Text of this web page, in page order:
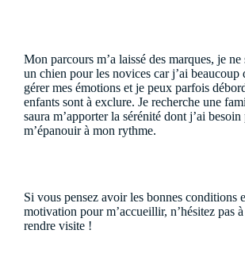
Mon parcours m’a laissé des marques, je ne
un chien pour les novices car j’ai beaucoup
gérer mes émotions et je peux parfois
enfants sont à exclure. Je recherche une
saura m’apporter la sérénité dont j’ai besoin
m’épanouir à mon rythme.
Si vous pensez avoir les bonnes conditions
motivation pour m’accueillir, n’hésitez pas
rendre visite !